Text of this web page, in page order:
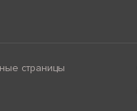
страницы